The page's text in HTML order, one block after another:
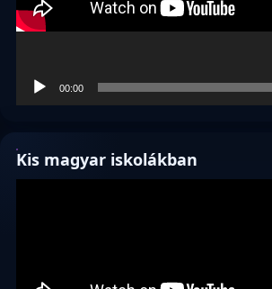
00:00
Kis magyar iskolákban